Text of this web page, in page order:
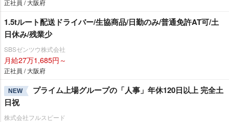
正社員 / 大阪府
1.5tルート配送ドライバー/生協商品/日勤のみ/普通免許AT可/土
日休み/残業少
SBSゼンツウ株式会社
月給27万1,685円～
正社員 / 大阪府
NEW
プライム上場グループの「人事」年休120日以上 完全土
日祝
株式会社フルスピード